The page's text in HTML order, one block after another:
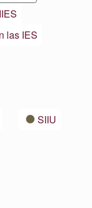
las IES
SIIU